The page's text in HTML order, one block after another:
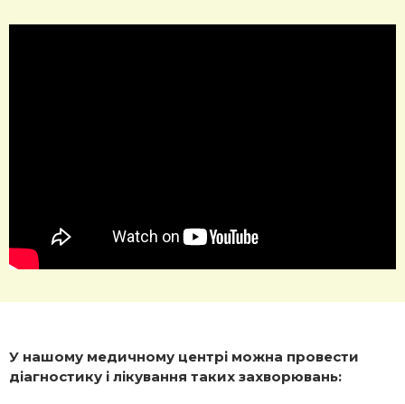
У нашому медичному центрі можна провести
діагностику і лікування таких захворювань: